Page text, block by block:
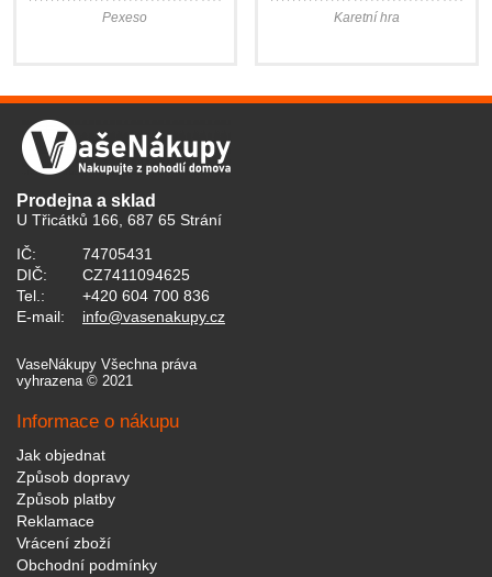
Pexeso Karetní hra
Prodejna a sklad
U Třicátků 166, 687 65 Strání
IČ:
74705431
DIČ:
CZ7411094625
Tel.:
+420 604 700 836
E-mail:
info@vasenakupy.cz
VaseNákupy Všechna práva
vyhrazena © 2021
Informace o nákupu
Jak objednat
Způsob dopravy
Způsob platby
Reklamace
Vrácení zboží
Obchodní podmínky